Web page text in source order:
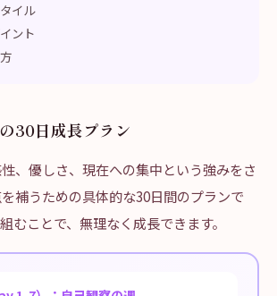
イル
ント
30日成長プラン
、優しさ、現在への集中という強みをさ
補うための具体的な30日間のプランで
むことで、無理なく成長できます。